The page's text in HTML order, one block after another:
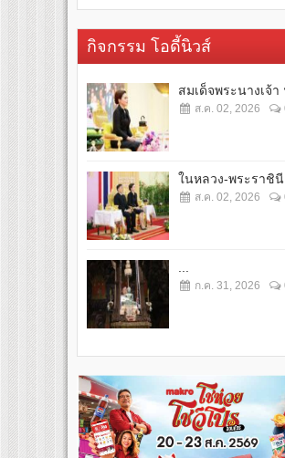
กิจกรรม โอดี้นิวส์
สมเด็จพระนางเจ้า
ส.ค. 02, 2026
ในหลวง-พระราชินี
ส.ค. 02, 2026
ก.ค. 31, 2026